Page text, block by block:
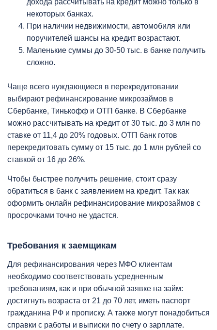
дохода рассчитывать на кредит можно только в
некоторых банках.
При наличии недвижимости, автомобиля или
поручителей шансы на кредит возрастают.
Маленькие суммы до 30-50 тыс. в банке получить
сложно.
Чаще всего нуждающиеся в перекредитовании
выбирают рефинансирование микрозаймов в
Сбербанке, Тинькофф и ОТП банке. В Сбербанке
можно рассчитывать на кредит от 30 тыс. до 3 млн по
ставке от 11,4 до 20% годовых. ОТП банк готов
перекредитовать сумму от 15 тыс. до 1 млн рублей со
ставкой от 16 до 26%.
Чтобы быстрее получить решение, стоит сразу
обратиться в банк с заявлением на кредит. Так как
оформить онлайн рефинансирование микрозаймов с
просрочками точно не удастся.
Требования к заемщикам
Для рефинансирования через МФО клиентам
необходимо соответствовать усредненным
требованиям, как и при обычной заявке на займ:
достигнуть возраста от 21 до 70 лет, иметь паспорт
гражданина РФ и прописку. А также могут понадобиться
справки с работы и выписки по счету о зарплате.